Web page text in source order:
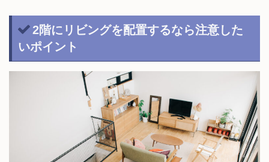
2階にリビングを配置するなら注意した
いポイント